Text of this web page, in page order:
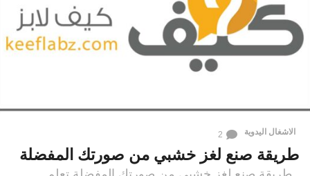
الاشغال اليدوية 2
طريقة صنع لغز خشبي من صورتك المفضلة